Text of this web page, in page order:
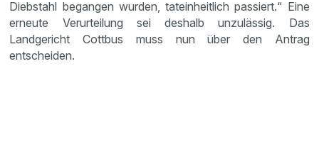
Diebstahl begangen wurden, tateinheitlich passiert.“ Eine
erneute Verurteilung sei deshalb unzulässig. Das
Landgericht Cottbus muss nun über den Antrag
entscheiden.